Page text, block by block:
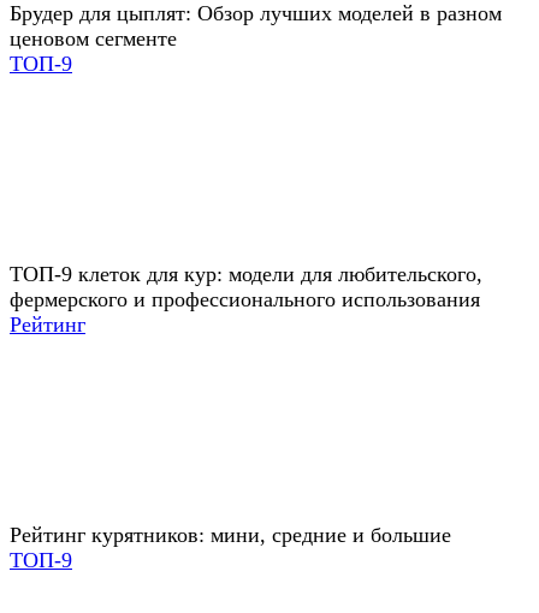
Брудер для цыплят: Обзор лучших моделей в разном
ценовом сегменте
ТОП-9
ТОП-9 клеток для кур: модели для любительского,
фермерского и профессионального использования
Рейтинг
Рейтинг курятников: мини, средние и большие
ТОП-9